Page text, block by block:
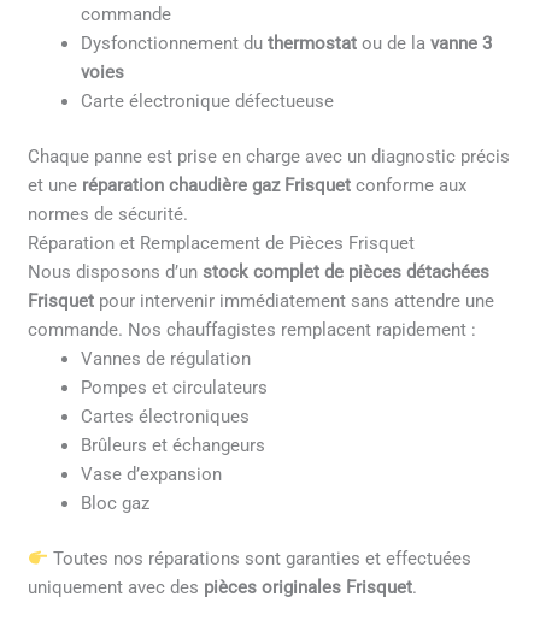
commande
Dysfonctionnement duthermostat ou de lavanne 3
voies
Carte électronique défectueuse
Chaque panne est prise en charge avec un diagnostic précis
et une réparation chaudière gaz Frisquet conforme aux
normes de sécurité.
Réparation et Remplacement de Pièces Frisquet
Nous disposons d’unstock complet de pièces détachées
Frisquet pour intervenir immédiatement sans attendre une
commande. Nos chauffagistes remplacent rapidement :
Vannes de régulation
Pompes et circulateurs
Cartes électroniques
Brûleurs et échangeurs
Vase d’expansion
Bloc gaz
Toutes nos réparations sont garanties et effectuées
uniquement avec des pièces originales Frisquet.